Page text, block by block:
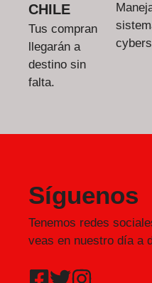
CHILE
Tus compran
llegarán a
destino sin
falta.
Síguenos
Tenemos redes
veas en nuestro día a